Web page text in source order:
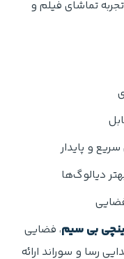
تجربه تماشای فیلم و
و پایدار
دیالوگ‌ها
، فضایی
رسا و سوراند ارائه